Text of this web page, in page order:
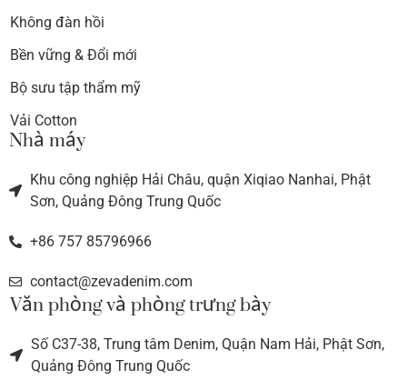
Không đàn hồi
Bền vững & Đổi mới
Bộ sưu tập thẩm mỹ
Vải Cotton
Nhà máy
Khu công nghiệp Hải Châu, quận Xiqiao Nanhai, Phật
Sơn, Quảng Đông Trung Quốc
+86 757 85796966
contact@zevadenim.com
Văn phòng và phòng trưng bày
Số C37-38, Trung tâm Denim, Quận Nam Hải, Phật Sơn,
Quảng Đông Trung Quốc